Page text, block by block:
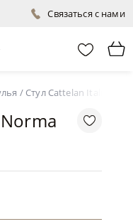
Связаться с нами
/ Стул Cattelan Italia